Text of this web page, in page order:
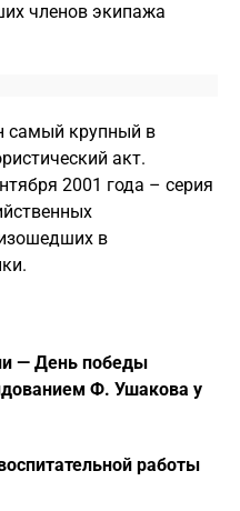
членов экипажа
самый крупный в
акт.
2001 года – серия
в
— День победы
Ф. Ушакова у
работы